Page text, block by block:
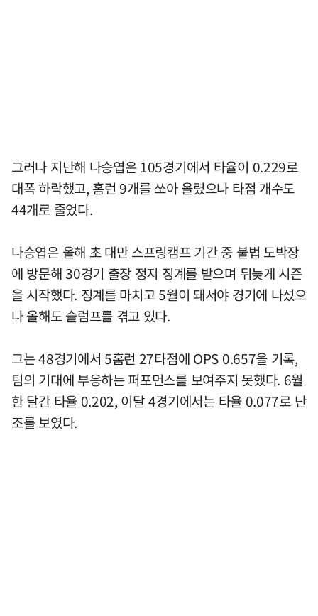
그러나 지난해 나승엽은 105경기에서 타율이 0.229로
대폭 하락했고, 홈런 9개를 쏘아 올렸으나 타점 개수도
44개로 줄었다.
나승엽은 올해 초 대만 스프링캠프 기간 중 불법 도박장
에 방문해 30경기 출장 정지 징계를 받으며 뒤늦게 시즌
을 시작했다. 징계를 마치고 5월이 돼서야 경기에 나섰으
나 올해도 슬럼프를 겪고 있다.
그는 48경기에서 5홈런 27타점에 OPS 0.657을 기록,
팀의 기대에 부응하는 퍼포먼스를 보여주지 못했다. 6월
한 달간 타율 0.202, 이달 4경기에서는 타율 0.077로 난
조를 보였다.